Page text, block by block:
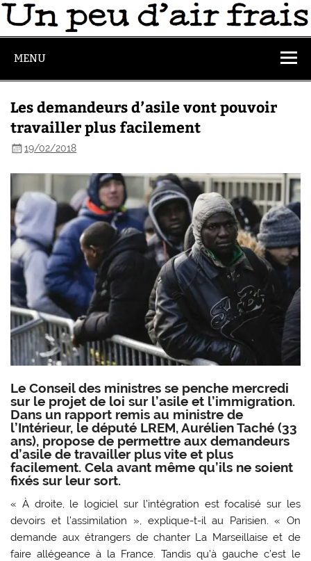
MENU
Les demandeurs d’asile vont pouvoir
travailler plus facilement
19/02/2018
Le Conseil des ministres se penche mercredi
sur le projet de loi sur l’asile et l’immigration.
Dans un rapport remis au ministre de
l’Intérieur, le député LREM, Aurélien Taché (33
ans), propose de permettre aux demandeurs
d’asile de travailler plus vite et plus
facilement. Cela avant même qu’ils ne soient
fixés sur leur sort.
« À droite, le logiciel sur l’intégration est focalisé sur les
devoirs et l’assimilation », explique-t-il au Parisien. « On
demande aux étrangers de chanter La Marseillaise et de
faire allégeance à la France. Tandis qu’à gauche c’est le